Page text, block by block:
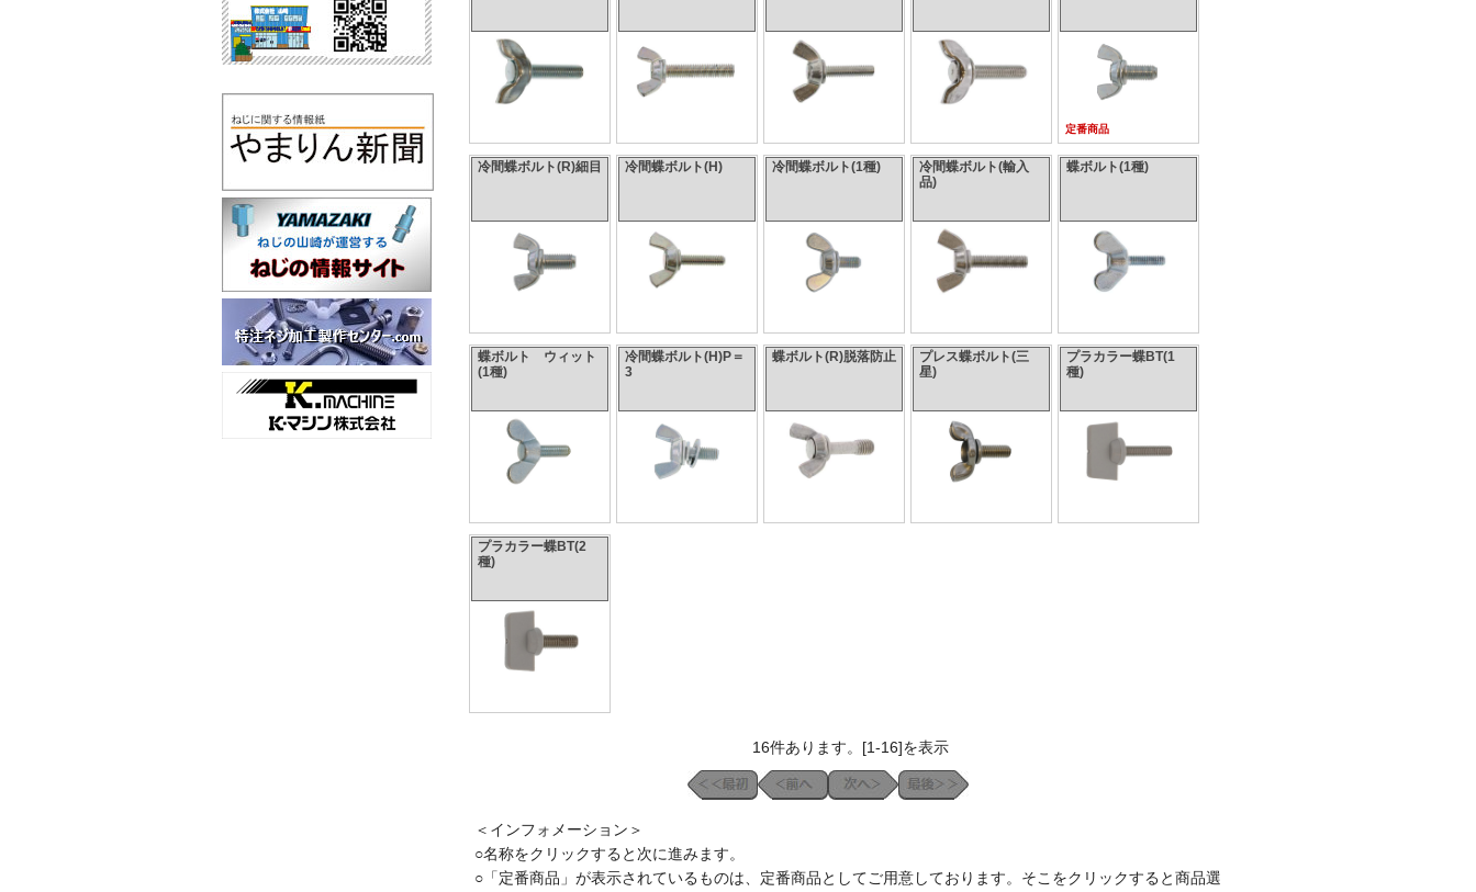
定番商品
冷間蝶ボルト(R)細目 冷間蝶ボルト(H) 冷間蝶ボルト(1種)
冷間蝶ボルト(輸入
品)
蝶ボルト(1種)
蝶ボルト ウィット
(1種)
冷間蝶ボルト(H)P＝
3
蝶ボルト(R)脱落防止
プレス蝶ボルト(三
星)
プラカラー蝶BT(1
種)
プラカラー蝶BT(2
種)
16件あります。[1-16]を表示
＜インフォメーション＞
○名称をクリックすると次に進みます。
○「定番商品」が表示されているものは、定番商品としてご用意しております。そこをクリックすると商品選